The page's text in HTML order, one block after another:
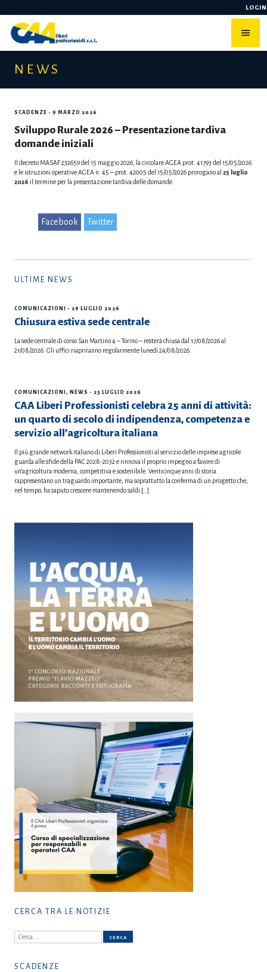
to
content
LOGIN
NEWS
SCADENZE - 9 MARZO 2026
Sviluppo Rurale 2026 – Presentazione tardiva
domande iniziali
Il decreto MASAF 232659 del 15 maggio 2026, la circolare AGEA prot. 41793 del 15/05/2026
e le istruzioni operative AGEA n. 45 – prot. 42005 del 15/05/2026 prorogano al 25 luglio
2026 il termine per la presentazione tardiva delle domande.
Facebook Twitter
ULTIME NEWS
COMUNICAZIONI - 29 LUGLIO 2026
Chiusura estiva sede centrale
La sede centrale di corso San Martino 4 – Torino – resterà chiusa dal 17/08/2026 al
21/08/2026. Gli uffici riapriranno regolarmente lunedì 24/08/2026.
COMUNICAZIONI , NEWS - 23 LUGLIO 2026
CAA Liberi Professionisti celebra 25 anni di attività:
un quarto di secolo di indipendenza, competenza e
servizio all’agricoltura italiana
Il più grande network italiano di Liberi Professionisti al servizio delle imprese agricole
guarda alle sfide della PAC 2028-2032 e rinnova il proprio impegno a favore di
un’agricoltura moderna, competitiva e sostenibile. Venticinque anni di storia
rappresentano un traguardo importante, ma soprattutto la conferma di un progetto che,
nel tempo, ha saputo crescere mantenendo saldi […]
CERCA TRA LE NOTIZIE
Ricerca
per:
SCADENZE